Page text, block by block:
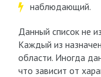
наблюдающий.
Данный список не
Каждый из
области. Иногда
что зависит от